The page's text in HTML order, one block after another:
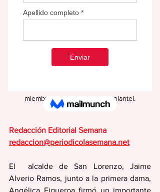
El acuerdo se formalizó en presencia de
miembros de la facultad ese plantel.
Redacción Editorial Semana
redaccion@periodicolasemana.net
El  alcalde de San Lorenzo, Jaime
Alverio Ramos, junto a la primera dama,